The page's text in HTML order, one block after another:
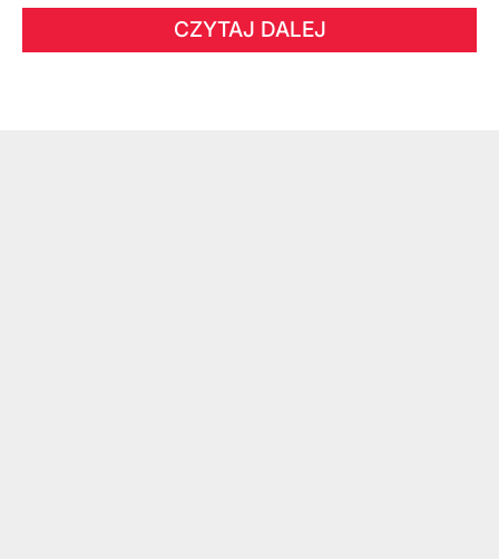
CZYTAJ DALEJ